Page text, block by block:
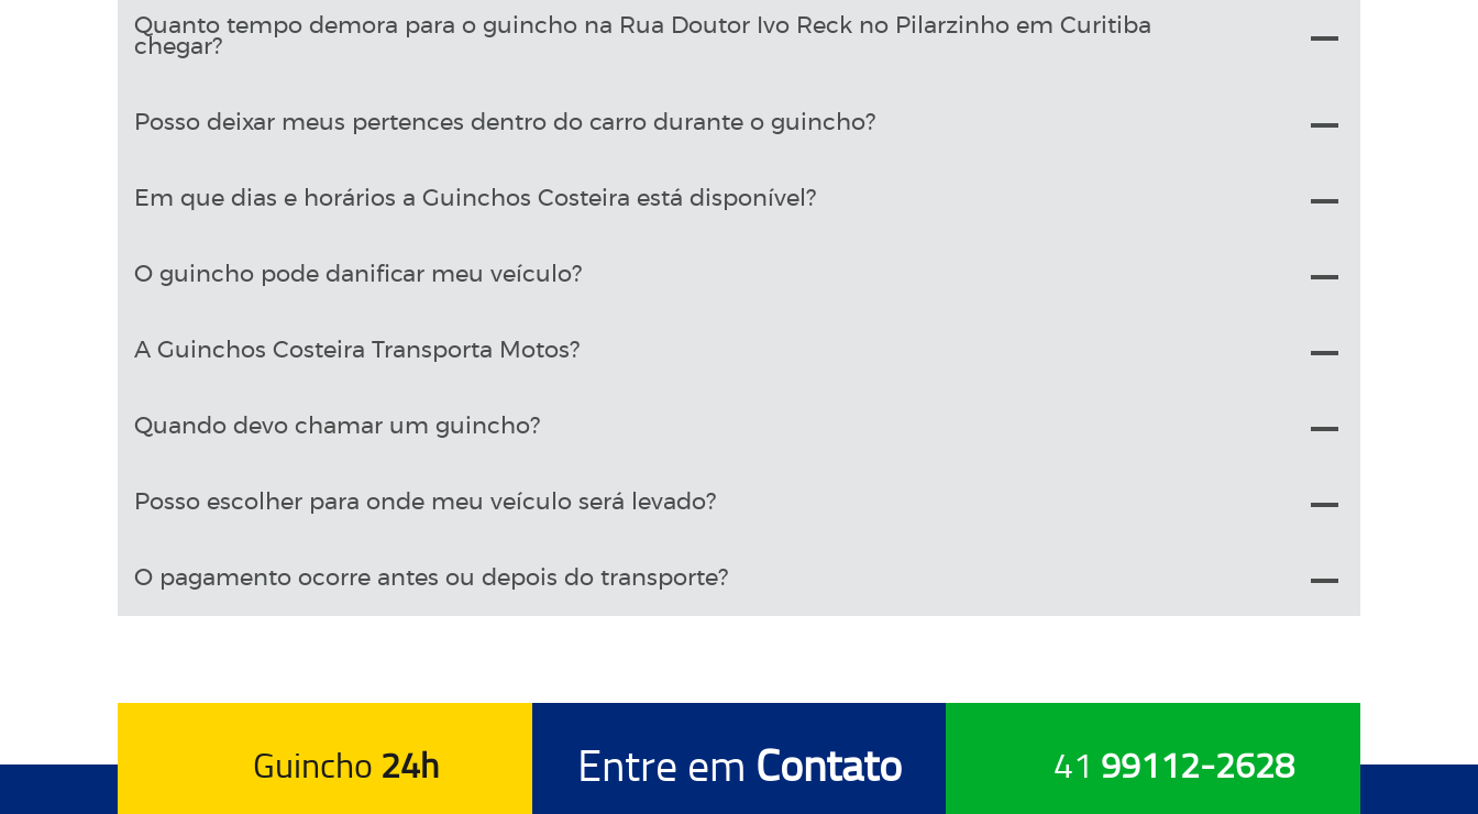
Quanto tempo demora para o guincho na Rua Doutor Ivo Reck no Pilarzinho em Curitiba
chegar?
Posso deixar meus pertences dentro do carro durante o guincho?
Em que dias e horários a Guinchos Costeira está disponível?
O guincho pode danificar meu veículo?
A Guinchos Costeira Transporta Motos?
Quando devo chamar um guincho?
Posso escolher para onde meu veículo será levado?
O pagamento ocorre antes ou depois do transporte?
Guincho 24h Entre em Contato 41 99112-2628